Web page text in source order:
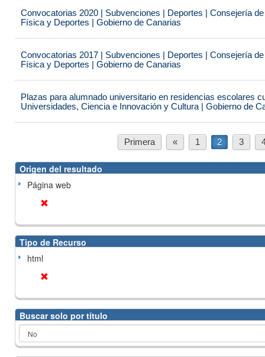
Convocatorias 2020 | Subvenciones | Deportes | Consejería
Física y Deportes | Gobierno de Canarias
Convocatorias 2017 | Subvenciones | Deportes | Consejería
Física y Deportes | Gobierno de Canarias
Plazas para alumnado universitario en residencias escolares
Universidades, Ciencia e Innovación y Cultura | Gobierno de
Primera « 1 2 3
Origen del resultado
Página web
Tipo de Recurso
html
Buscar solo por título